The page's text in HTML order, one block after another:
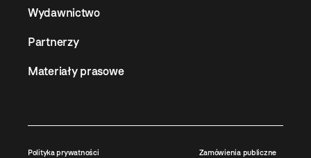
Wydawnictwo
Partnerzy
Materiały prasowe
Polityka prywatności Zamówienia publiczne